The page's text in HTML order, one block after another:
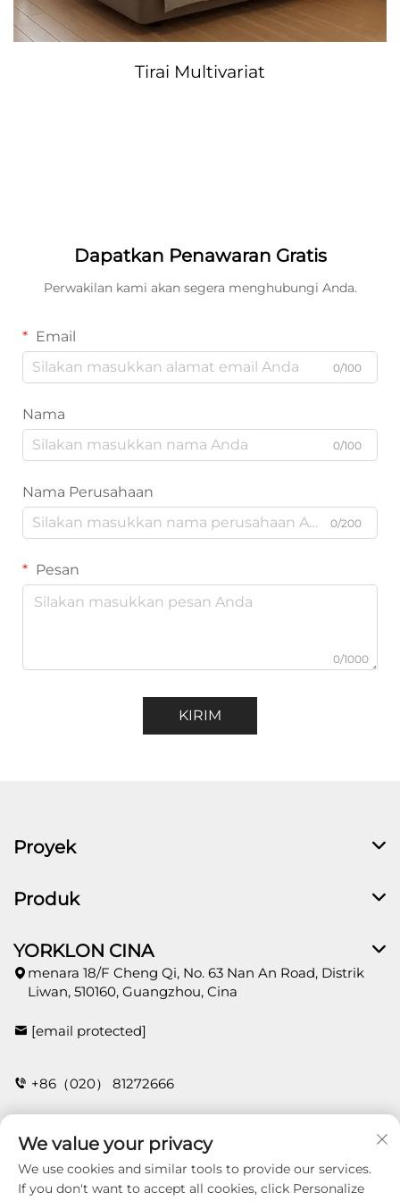
Tirai Multivariat
Dapatkan Penawaran Gratis
Perwakilan kami akan segera menghubungi Anda.
Email
0/100
Nama
0/100
Nama Perusahaan
0/200
Pesan
0/1000
KIRIM
Proyek
Produk
YORKLON CINA
menara 18/F Cheng Qi, No. 63 Nan An Road, Distrik
Liwan, 510160, Guangzhou, Cina
[email protected]
+86（020） 81272666
HUBUNGI
We value your privacy
We use cookies and similar tools to provide our services.
If you don't want to accept all cookies, click Personalize